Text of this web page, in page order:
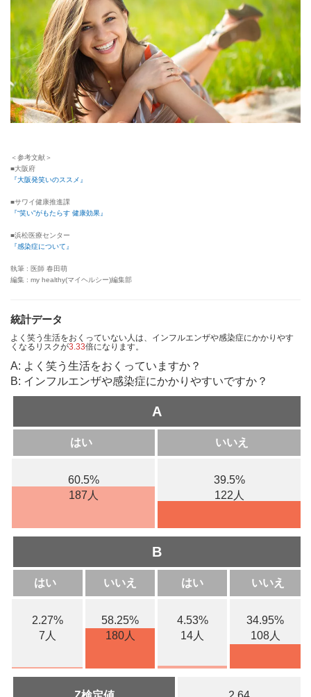
＜参考文献＞
■大阪府
『大阪発笑いのススメ』
■サワイ健康推進課
『“笑い”がもたらす 健康効果』
■浜松医療センター
『感染症について』
執筆 : 医師 春田萌
編集 : my healthy(マイヘルシー)編集部
統計データ
よく笑う生活をおくっていない人は、インフルエンザや感染症にかかりやす
くなるリスクが3.33倍になります。
A: よく笑う生活をおくっていますか？
B: インフルエンザや感染症にかかりやすいですか？
A
はい いいえ
60.5%
187人
39.5%
122人
B
はい いいえ はい いいえ
2.27%
7人
58.25%
180人
4.53%
14人
34.95%
108人